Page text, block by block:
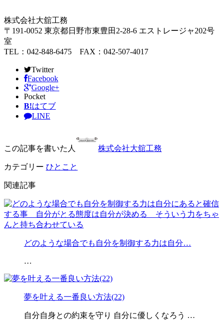
株式会社大舘工務
〒191-0052 東京都日野市東豊田2-28-6 エストレージャ202号
室
TEL：042-848-6475 FAX：042-507-4017
Twitter
Facebook
Google+
Pocket
B!はてブ
LINE
この記事を書いた人 株式会社大舘工務
カテゴリー ひとこと
関連記事
どのような場合でも自分を制御する力は自分…
…
夢を叶える一番良い方法(22)
自分自身との約束を守り 自分に優しくなろう …